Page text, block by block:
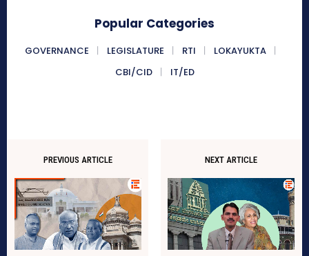
Popular Categories
GOVERNANCE LEGISLATURE RTI
LOKAYUKTA
CBI/CID
IT/ED
PREVIOUS ARTICLE NEXT ARTICLE